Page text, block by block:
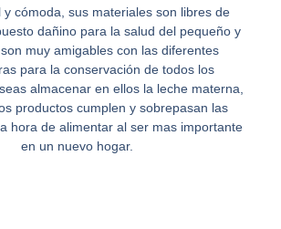
cómoda, sus materiales son libres de
dañino para la salud del pequeño y
muy amigables con las diferentes
para la conservación de todos los
almacenar en ellos la leche materna,
productos cumplen y sobrepasan las
hora de alimentar al ser mas importante
en un nuevo hogar.